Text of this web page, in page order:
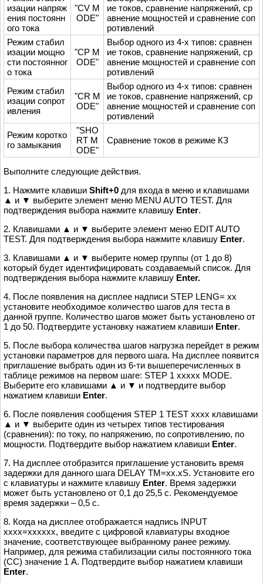
изации напряж
ения постоянн
ого тока
"CV M
ODE"
ие токов, сравнение напряжений, ср
авнение мощностей и сравнение соп
ротивлений
Режим стабил
изации мощно
сти постоянног
о тока
"CP M
ODE"
Выбор одного из 4-х типов: сравнен
ие токов, сравнение напряжений, ср
авнение мощностей и сравнение соп
ротивлений
Режим стабил
изации сопрот
ивления
"CR M
ODE"
Выбор одного из 4-х типов: сравнен
ие токов, сравнение напряжений, ср
авнение мощностей и сравнение соп
ротивлений
Режим коротко
го замыкания
"SHO
RT M
ODE"
Сравнение токов в режиме КЗ
Выполните следующие действия.
1. Нажмите клавиши Shift+0 для входа в меню и клавишами
▲ и ▼ выберите элемент меню MENU AUTO TEST. Для
подтверждения выбора нажмите клавишу Enter.
2. Клавишами ▲ и ▼ выберите элемент меню EDIT AUTO
TEST. Для подтверждения выбора нажмите клавишу Enter.
3. Клавишами ▲ и ▼ выберите номер группы (от 1 до 8)
который будет идентифицировать создаваемый список. Для
подтверждения выбора нажмите клавишу Enter.
4. После появления на дисплее надписи STEP LENG= xx
установите необходимое количество шагов для теста в
данной группе. Количество шагов может быть установлено от
1 до 50. Подтвердите установку нажатием клавиши Enter.
5. После выбора количества шагов нагрузка перейдет в режим
установки параметров для первого шага. На дисплее появится
приглашение выбрать один из 6-ти вышеперечисленных в
таблице режимов на первом шаге: STEP 1 xxxxx MODE.
Выберите его клавишами ▲ и ▼ и подтвердите выбор
нажатием клавиши Enter.
6. После появления сообщения STEP 1 TEST xxxx клавишами
▲ и ▼ выберите один из четырех типов тестирования
(сравнения): по току, по напряжению, по сопротивлению, по
мощности. Подтвердите выбор нажатием клавиши Enter.
7. На дисплее отобразится приглашение установить время
задержки для данного шага DELAY TM=xx.xS. Установите его
с клавиатуры и нажмите клавишу Enter. Время задержки
может быть установлено от 0,1 до 25,5 с. Рекомендуемое
время задержки – 0,5 с.
8. Когда на дисплее отображается надпись INPUT
xxxx=xxxxxx, введите с цифровой клавиатуры входное
значение, соответствующее выбранному ранее режиму.
Например, для режима стабилизации силы постоянного тока
(СС) значение 1 А. Подтвердите выбор нажатием клавиши
Enter.